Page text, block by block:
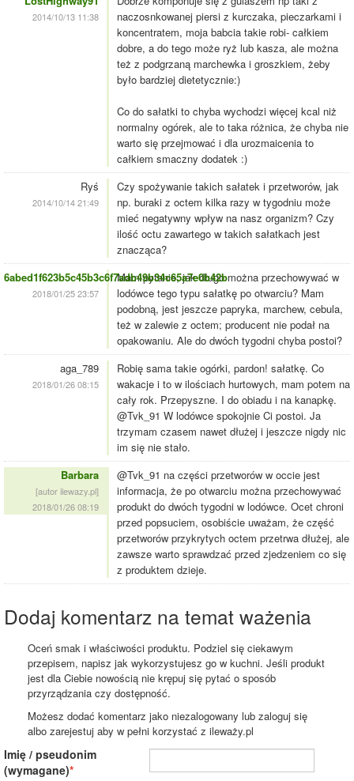
2014/10/13 11:38
naczosnkowanej piersi z kurczaka, pieczarkami i
koncentratem, moja babcia takie robi- całkiem
dobre, a do tego może ryż lub kasza, ale można
też z podgrzaną marchewka i groszkiem, żeby
było bardziej dietetycznie:)
Co do sałatki to chyba wychodzi więcej kcal niż
normalny ogórek, ale to taka różnica, że chyba nie
warto się przejmować i dla urozmaicenia to
całkiem smaczny dodatek :)
Ryś
2014/10/14 21:49
Czy spożywanie takich sałatek i przetworów, jak
np. buraki z octem kilka razy w tygodniu może
mieć negatywny wpływ na nasz organizm? Czy
ilość octu zawartego w takich sałatkach jest
znacząca?
6abed1f623b5c45b3c6f7adb49b34c65a7e0b42b
2018/01/25 23:57
Mam pytanie, jak długo można przechowywać w
lodówce tego typu sałatkę po otwarciu? Mam
podobną, jest jeszcze papryka, marchew, cebula,
też w zalewie z octem; producent nie podał na
opakowaniu. Ale do dwóch tygodni chyba postoi?
aga_789
2018/01/26 08:15
Robię sama takie ogórki, pardon! sałatkę. Co
wakacje i to w ilościach hurtowych, mam potem na
cały rok. Przepyszne. I do obiadu i na kanapkę.
@Tvk_91 W lodówce spokojnie Ci postoi. Ja
trzymam czasem nawet dłużej i jeszcze nigdy nic
im się nie stało.
Barbara
[autor ilewazy.pl]
2018/01/26 08:19
@Tvk_91 na części przetworów w occie jest
informacja, że po otwarciu można przechowywać
produkt do dwóch tygodni w lodówce. Ocet chroni
przed popsuciem, osobiście uważam, że część
przetworów przykrytych octem przetrwa dłużej, ale
zawsze warto sprawdzać przed zjedzeniem co się
z produktem dzieje.
Dodaj komentarz na temat ważenia
Oceń smak i właściwości produktu. Podziel się ciekawym
przepisem, napisz jak wykorzystujesz go w kuchni. Jeśli produkt
jest dla Ciebie nowością nie krępuj się pytać o sposób
przyrządzania czy dostępność.
Możesz dodać komentarz jako niezalogowany lub zaloguj się
albo zarejestuj aby w pełni korzystać z ileważy.pl
Imię / pseudonim
(wymagane)